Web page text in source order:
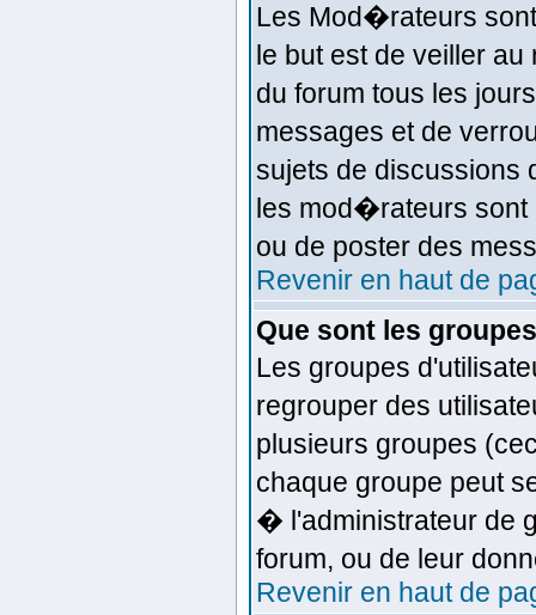
Les Mod�rateurs
le but est de veiller
du forum tous les
messages et de
sujets de
les mod�rateurs
ou de poster des
Revenir en haut de
Que sont les
Les groupes
regrouper des
plusieurs groupes
chaque groupe peut
� l'administrateur de
forum, ou de leur
Revenir en haut de